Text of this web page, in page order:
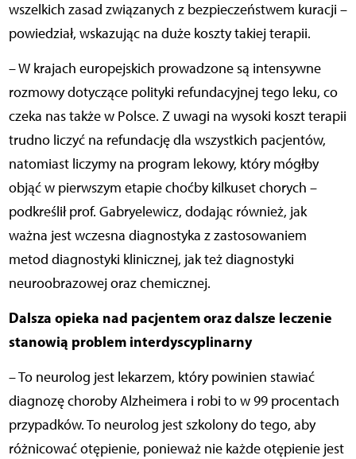
wszelkich zasad związanych z bezpieczeństwem kuracji –
powiedział, wskazując na duże koszty takiej terapii.
– W krajach europejskich prowadzone są intensywne
rozmowy dotyczące polityki refundacyjnej tego leku, co
czeka nas także w Polsce. Z uwagi na wysoki koszt terapii
trudno liczyć na refundację dla wszystkich pacjentów,
natomiast liczymy na program lekowy, który mógłby
objąć w pierwszym etapie choćby kilkuset chorych –
podkreślił prof. Gabryelewicz, dodając również, jak
ważna jest wczesna diagnostyka z zastosowaniem
metod diagnostyki klinicznej, jak też diagnostyki
neuroobrazowej oraz chemicznej.
Dalsza opieka nad pacjentem oraz dalsze leczenie
stanowią problem interdyscyplinarny
– To neurolog jest lekarzem, który powinien stawiać
diagnozę choroby Alzheimera i robi to w 99 procentach
przypadków. To neurolog jest szkolony do tego, aby
różnicować otępienie, ponieważ nie każde otępienie jest